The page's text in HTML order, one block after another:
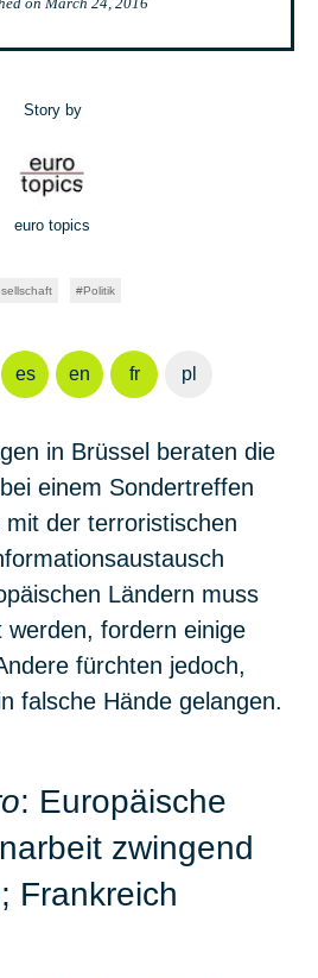
Story by
euro topics
Politik
es en fr pl
in Brüssel beraten die
einem Sondertreffen
der terroristischen
Ländern muss
werden, fordern einige
fürchten jedoch,
falsche Hände gelangen.
: Europäische
zwingend
Frankreich